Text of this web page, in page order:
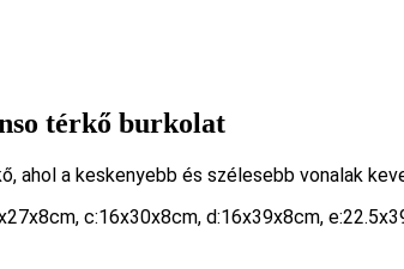
térkő burkolat
ahol a keskenyebb és szélesebb vonalak
c:16x30x8cm, d:16x39x8cm,